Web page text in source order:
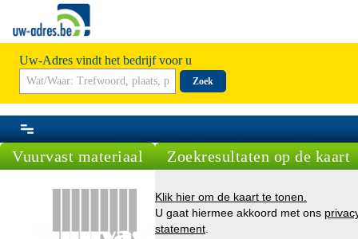
Uw-Adres vindt het bedrijf voor u
Zoek
Vuurvast materiaal Zoekresultaten op de kaart
Klik hier om de kaart te tonen.
U gaat hiermee akkoord met ons
statement